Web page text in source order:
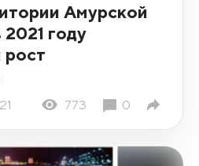
Амурской
году
рост
773 0